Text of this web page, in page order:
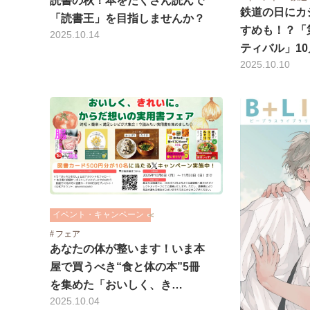
「読書王」を目指しませんか？
2025.10.14
鉄道の日にカ
すめも！？「
ティバル」
2025.10.10
イベント・キャンペーン
フェア
あなたの体が整います！いま本
屋で買うべき“食と体の本”5冊
を集めた「おいしく、き…
2025.10.04